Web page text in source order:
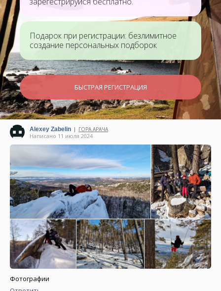
Подарок при регистрации: безлимитное
создание персональных подборок
БЫСТРАЯ РЕГИСТРАЦИЯ
Alexey Zabelin | ГОРА АРАЧА
Написано 11 июля 2024
Фотографии